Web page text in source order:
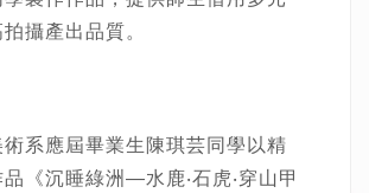
攝產出品質。
系應屆畢業生陳琪芸同學以精
《沉睡綠洲—水鹿‧石虎‧穿山甲